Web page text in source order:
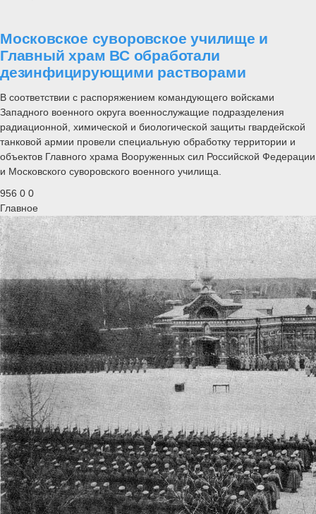
Московское суворовское училище и
Главный храм ВС обработали
дезинфицирующими растворами
В соответствии с распоряжением командующего войсками
Западного военного округа военнослужащие подразделения
радиационной, химической и биологической защиты гвардейской
танковой армии провели специальную обработку территории и
объектов Главного храма Вооруженных сил Российской Федерации
и Московского суворовского военного училища.
956 0 0
Главное